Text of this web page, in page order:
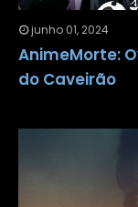
junho 01, 2024
AnimeMorte:
do Caveirão